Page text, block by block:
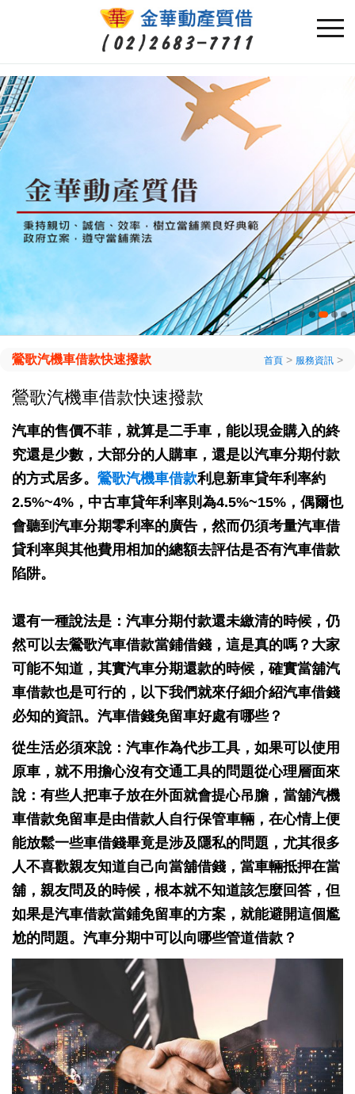
鶯歌汽機車借款快速撥款 首頁 > 服務資訊 >
鶯歌汽機車借款快速撥款
汽車的售價不菲，就算是二手車，能以現金購入的終
究還是少數，大部分的人購車，還是以汽車分期付款
的方式居多。 鶯歌汽機車借款利息新車貸年利率約
2.5%~4%，中古車貸年利率則為4.5%~15%，偶爾也
會聽到汽車分期零利率的廣告，然而仍須考量汽車借
貸利率與其他費用相加的總額去評估是否有汽車借款
陷阱。
還有一種說法是：汽車分期付款還未繳清的時候，仍
然可以去鶯歌汽車借款當鋪借錢，這是真的嗎？大家
可能不知道，其實汽車分期還款的時候，確實當舖汽
車借款也是可行的，以下我們就來仔細介紹汽車借錢
必知的資訊。汽車借錢免留車好處有哪些？
從生活必須來說：汽車作為代步工具，如果可以使用
原車，就不用擔心沒有交通工具的問題從心理層面來
說：有些人把車子放在外面就會提心吊膽，當舖汽機
車借款免留車是由借款人自行保管車輛，在心情上便
能放鬆一些車借錢畢竟是涉及隱私的問題，尤其很多
人不喜歡親友知道自己向當舖借錢，當車輛抵押在當
舖，親友問及的時候，根本就不知道該怎麼回答，但
如果是汽車借款當鋪免留車的方案，就能避開這個尷
尬的問題。汽車分期中可以向哪些管道借款？